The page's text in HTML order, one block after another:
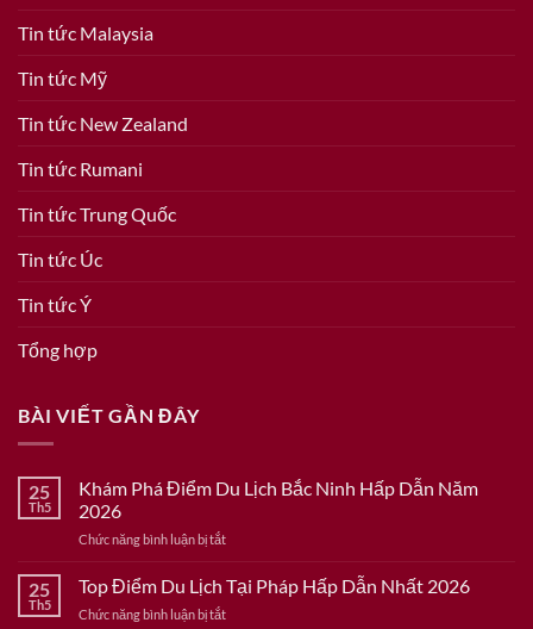
Tin tức Malaysia
Tin tức Mỹ
Tin tức New Zealand
Tin tức Rumani
Tin tức Trung Quốc
Tin tức Úc
Tin tức Ý
Tổng hợp
BÀI VIẾT GẦN ĐÂY
25
Th5
Khám Phá Điểm Du Lịch Bắc Ninh Hấp Dẫn Năm
2026
Chức năng bình luận bị tắtở
Phá
Điểm
Du
25
Th5
Top Điểm Du Lịch Tại Pháp Hấp Dẫn Nhất 2026
Chức năng bình luận bị tắtở